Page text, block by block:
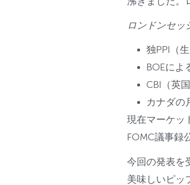
ロンドンセッ
独PPI（
BOEによ
CBI（英
カナダの
現在マーケッ
FOMC議事録
今回の発表を
美味しいピッ